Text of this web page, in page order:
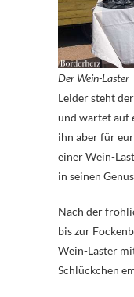
Der Wein-Laster
Leider steht
und wartet auf
ihn aber für
einer Wein-
in seinen
Nach der
bis zur
Wein-Laster
Schlückchen